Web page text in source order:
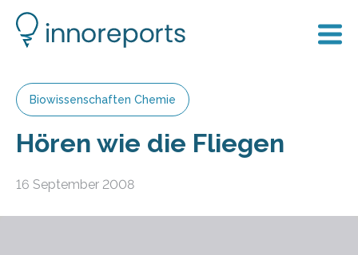
Biowissenschaften Chemie
Hören wie die Fliegen
16 September 2008